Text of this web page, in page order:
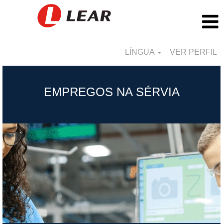
LÍNGUA VER PERFIL
EMPREGOS NA SÉRVIA